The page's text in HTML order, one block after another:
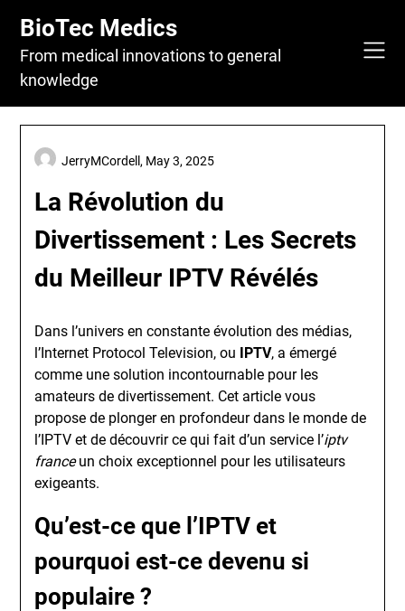
content
BioTec Medics
From medical innovations to general
knowledge
La Révolution du
Divertissement : Les Secrets
du Meilleur IPTV Révélés
JerryMCordell, May 3, 2025
Dans l’univers en constante évolution des médias,
l’Internet Protocol Television, ou IPTV, a émergé
comme une solution incontournable pour les
amateurs de divertissement. Cet article vous
propose de plonger en profondeur dans le monde de
l’IPTV et de découvrir ce qui fait d’un service l’iptv
franceun choix exceptionnel pour les utilisateurs
exigeants.
Qu’est-ce que l’IPTV et
pourquoi est-ce devenu si
populaire ?